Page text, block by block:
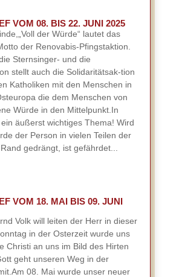
VOM 08. BIS 22. JUNI 2025
der Würde“ lautet das
der Renovabis-Pfingstaktion.
Sternsinger- und die
stellt auch die Solidaritätsak-tion
Katholiken mit den Menschen in
die dem Menschen von
Würde in den Mittelpunkt.In
äußerst wichtiges Thema! Wird
der Person in vielen Teilen der
gedrängt, ist gefährdet...
VOM 18. MAI BIS 09. JUNI
Volk will leiten der Herr in dieser
in der Osterzeit wurde uns
Christi an uns im Bild des Hirten
geht unseren Weg in der
08. Mai wurde unser neuer